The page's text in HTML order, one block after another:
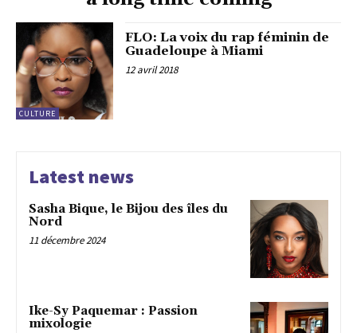
CULTURE
FLO: La voix du rap féminin de
Guadeloupe à Miami
12 avril 2018
Latest news
Sasha Bique, le Bijou des îles du
Nord
11 décembre 2024
Ike-Sy Paquemar : Passion
mixologie